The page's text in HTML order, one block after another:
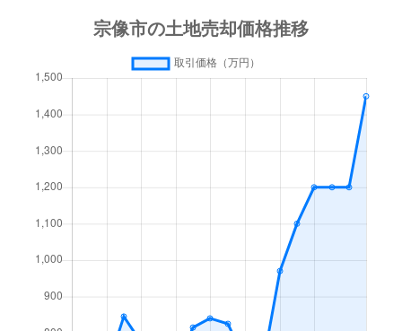
2,000万円 東郷
2,400万円 東郷
徒歩11分
日の里
徒歩15分
日の里
徒歩19分
日の里
日の里
3,000万円 東郷